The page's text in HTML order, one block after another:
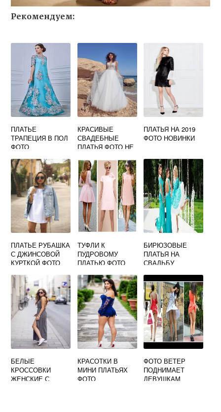
Рекомендуем:
ПЛАТЬЕ
ТРАПЕЦИЯ В ПОЛ
ФОТО
КРАСИВЫЕ
СВАДЕБНЫЕ
ПЛАТЬЯ ФОТО НЕ
ПЛАТЬЯ НА 2019
ФОТО НОВИНКИ
ПЛАТЬЕ РУБАШКА
С ДЖИНСОВОЙ
КУРТКОЙ ФОТО
ТУФЛИ К
ПУДРОВОМУ
ПЛАТЬЮ ФОТО
БИРЮЗОВЫЕ
ПЛАТЬЯ НА
СВАДЬБУ
БЕЛЫЕ
КРОССОВКИ
ЖЕНСКИЕ С
КРАСОТКИ В
МИНИ ПЛАТЬЯХ
ФОТО
ФОТО ВЕТЕР
ПОДНИМАЕТ
ДЕВУШКАМ